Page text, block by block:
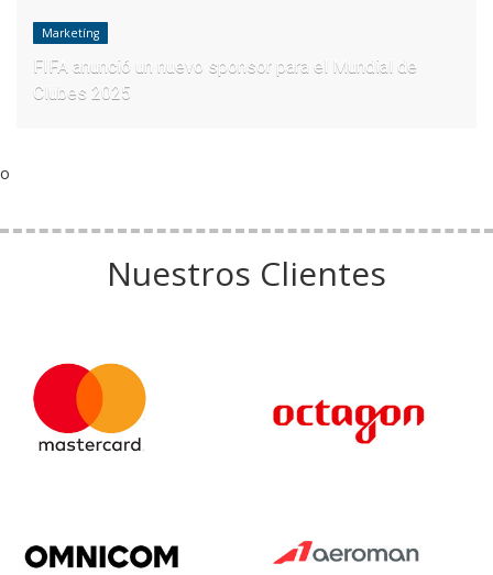
Marketíng
FIFA anunció un nuevo sponsor para el Mundial de
Clubes 2025
o
Nuestros Clientes